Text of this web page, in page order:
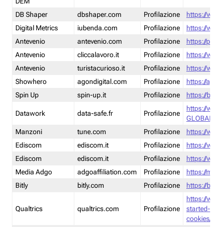
DB Shaper
dbshaper.com Profilazione
https://
Digital Metrics
iubenda.com Profilazione
https://
Antevenio
antevenio.com Profilazione
https://
Antevenio
cliccalavoro.it Profilazione
https://
Antevenio
turistacurioso.it Profilazione
https://
Showhero
agondigital.com Profilazione
https://
Spin Up
spin-up.it Profilazione https://
Datawork data-safe.fr Profilazione
https://
GLOBAL-
Manzoni
tune.com Profilazione
https://
Ediscom
ediscom.it Profilazione
https://
Ediscom
ediscom.it Profilazione
https://
Media Adgo
adgoaffiliation.com Profilazione
https://
Bitly
bitly.com Profilazione https://
Qualtrics qualtrics.com Profilazione
https://
started-
cookies/